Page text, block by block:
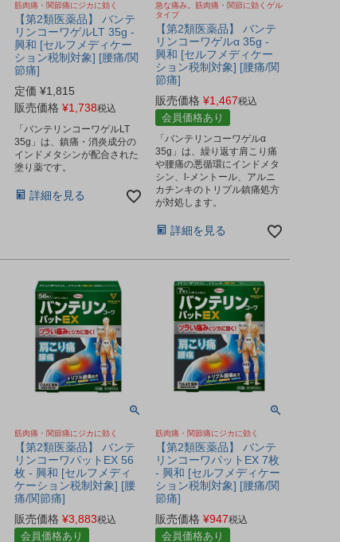
筋肉痛・関節痛にジカに効く
【第2類医薬品】 バンテ
リンコーワゲルLT 35g -
興和 [セルフメディケー
ション税制対象] [腰痛/関
節痛]
定価 ¥1,815
販売価格 ¥1,738税込
「バンテリンコーワゲルLT
35g」は、鎮痛・消炎成分の
インドメタシンが配合された
塗り薬です。
詳細を見る
急な痛み。筋肉痛・関節に効くゲル
タイプ
【第2類医薬品】 バンテ
リンコーワゲルα 35g -
興和 [セルフメディケー
ション税制対象] [腰痛/関
節痛]
販売価格 ¥1,467税込
会員価格あり
「バンテリンコーワゲルα
35g」は、繰り返す肩こり痛
や腰痛の悪循環にインドメタ
シン、l-メントール、アルニ
カチンキのトリプル鎮痛処方
が対処します。
詳細を見る
筋肉痛・関節痛にジカに効く
【第2類医薬品】 バンテ
リンコーワパットEX 56
枚 - 興和 [セルフメディ
ケーション税制対象] [腰
痛/関節痛]
販売価格 ¥3,883税込
会員価格あり
筋肉痛・関節痛にジカに効く
【第2類医薬品】 バンテ
リンコーワパットEX 7枚
- 興和 [セルフメディケー
ション税制対象] [腰痛/関
節痛]
販売価格 ¥947税込
会員価格あり